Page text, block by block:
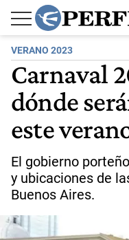
VERANO 2023
Carnaval
dónde
este
El gobierno
y ubicaciones de
Buenos Aires.